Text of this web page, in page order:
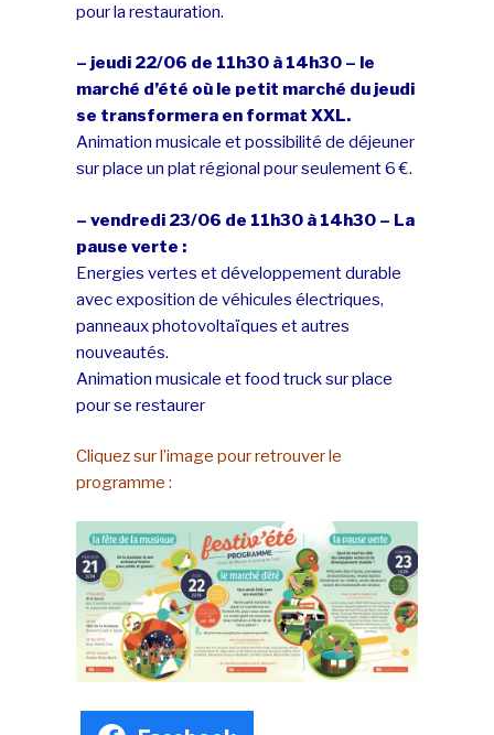
pour la restauration.
– jeudi 22/06 de 11h30 à 14h30 – le
marché d’été où le petit marché du jeudi
se transformera en format XXL.
Animation musicale et possibilité de déjeuner
sur place un plat régional pour seulement 6 €.
– vendredi 23/06 de 11h30 à 14h30 – La
pause verte :
Energies vertes et développement durable
avec exposition de véhicules électriques,
panneaux photovoltaïques et autres
nouveautés.
Animation musicale et food truck sur place
pour se restaurer
Cliquez sur l’image pour retrouver le
programme :